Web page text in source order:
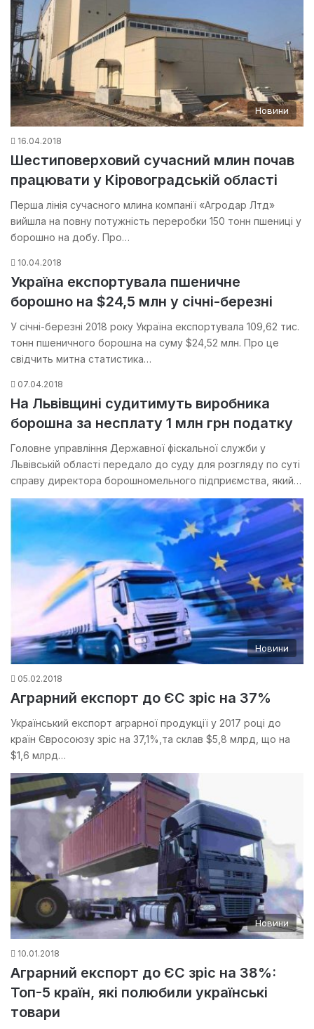
Новини
16.04.2018
Шестиповерховий сучасний млин почав
працювати у Кіровоградській області
Перша лінія сучасного млина компанії «Агродар Лтд»
вийшла на повну потужність переробки 150 тонн пшениці у
борошно на добу. Про…
10.04.2018
Україна експортувала пшеничне
борошно на $24,5 млн у січні-березні
У січні-березні 2018 року Україна експортувала 109,62 тис.
тонн пшеничного борошна на суму $24,52 млн. Про це
свідчить митна статистика…
07.04.2018
На Львівщині судитимуть виробника
борошна за несплату 1 млн грн податку
Головне управління Державної фіскальної служби у
Львівській області передало до суду для розгляду по суті
справу директора борошномельного підприємства, який…
Новини
05.02.2018
Аграрний експорт до ЄС зріс на 37%
Український експорт аграрної продукції у 2017 році до
країн Євросоюзу зріс на 37,1%,та склав $5,8 млрд, що на
$1,6 млрд…
Новини
10.01.2018
Аграрний експорт до ЄС зріс на 38%:
Топ-5 країн, які полюбили українські
товари